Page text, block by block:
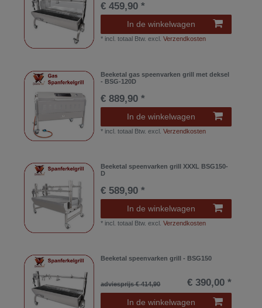
€ 459,90 *
In de winkelwagen
* incl. totaal Btw. excl.Verzendkosten
Beeketal gas speenvarken grill met deksel
- BSG-120D
€ 889,90 *
In de winkelwagen
* incl. totaal Btw. excl.Verzendkosten
Beeketal speenvarken grill XXXL BSG150-
D
€ 589,90 *
In de winkelwagen
* incl. totaal Btw. excl.Verzendkosten
Beeketal speenvarken grill - BSG150
adviesprijs € 414,90 € 390,00 *
In de winkelwagen